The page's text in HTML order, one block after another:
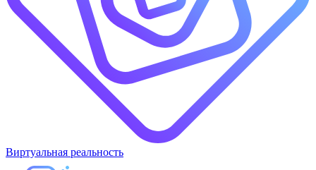
Виртуальная реальность